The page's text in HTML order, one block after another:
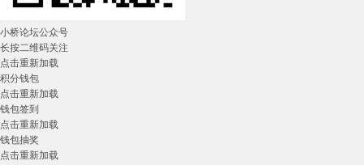
小桥论坛公众号
长按二维码关注
点击重新加载
积分钱包
点击重新加载
钱包签到
点击重新加载
钱包抽奖
点击重新加载